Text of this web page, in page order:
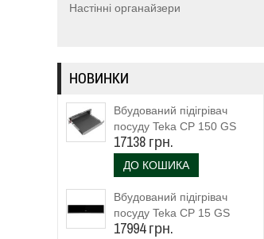
Настінні органайзери
НОВИНКИ
Вбудований підігрівач
посуду Teka CP 150 GS
(111600003)
17138 грн.
ДО КОШИКА
Вбудований підігрівач
посуду Teka CP 15 GS
(40589920)
17994 грн.